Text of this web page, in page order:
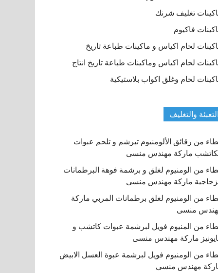
تغليف شرنك
فاكيوم
لحام اكياس و ماكينات طباعة تاريخ
لحام اكياس وماكينات طباعة تاريخ انتاج
لحام وغلق اكواب بلاستيكية
التعبئة والتغليف
من رقائق الألومنيوم تبرشم و تلحم عبوات
ماركة مهندس منسى
من الومنيوم لغلق و برشمة فوهة البرطمانات
ماركة مهندس منسى
من الومنيوم لغلق برطمانات المربي ماركة
منسى
من المنيوم فويل لبرشمة عبوات كاتشب و
ماركة مهندس منسى
من الومنيوم فويل لبرشمة عبوة العسل الابيض
مهندس منسى